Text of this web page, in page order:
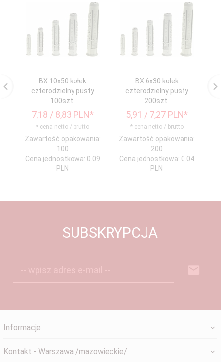
BX 10x50 kołek
czterodzielny pusty
100szt.
7,18 / 8,83 PLN*
* cena netto / brutto
Zawartość opakowania:
100
Cena jednostkowa: 0.09
PLN
BX 6x30 kołek
czterodzielny pusty
200szt.
5,91 / 7,27 PLN*
* cena netto / brutto
Zawartość opakowania:
200
Cena jednostkowa: 0.04
PLN
SUBSKRYPCJA
Informacje
Kontakt - Warszawa /mazowieckie/